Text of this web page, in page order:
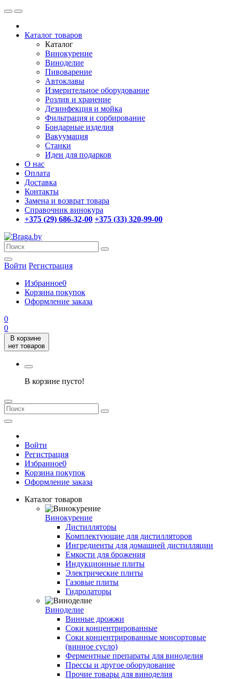
Каталог товаров
Каталог
Винокурение
Виноделие
Пивоварение
Автоклавы
Измерительное оборудование
Розлив и хранение
Дезинфекция и мойка
Фильтрация и сорбирование
Бондарные изделия
Вакуумация
Станки
Идеи для подарков
О нас
Оплата
Доставка
Контакты
Замена и возврат товара
Справочник винокура
+375 (29) 686-32-00 +375 (33) 320-99-00
Войти Регистрация
Избранное0
Корзина покупок
Оформление заказа
0
0
В корзине
нет товаров
В корзине пусто!
Войти
Регистрация
Избранное0
Корзина покупок
Оформление заказа
Каталог товаров
Винокурение
Дистилляторы
Комплектующие для дистилляторов
Ингредиенты для домашней дистилляции
Емкости для брожения
Индукционные плиты
Электрические плиты
Газовые плиты
Гидролаторы
Виноделие
Винные дрожжи
Соки концентрированные
Соки концентрированные монсортовые
(винное сусло)
Ферментные препараты для виноделия
Прессы и другое оборудование
Прочие товары для виноделия